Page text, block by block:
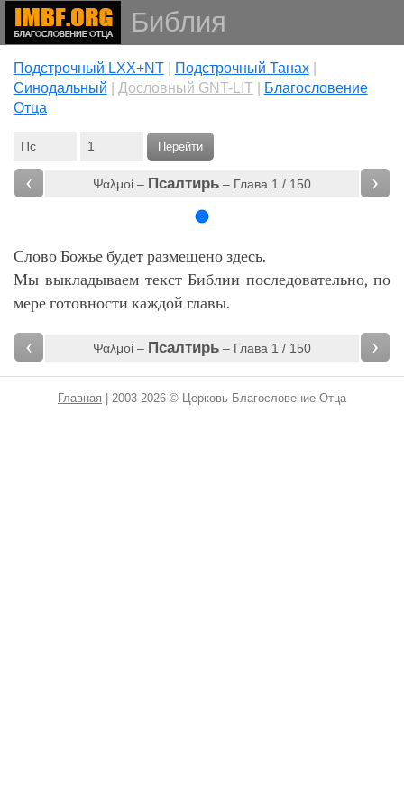
Библия
Подстрочный LXX+NT| Подстрочный Танах|
Cинодальный
Дословный GNT-LIT|
Благословение
Отца
Перейти
‹ Ψαλμοί – Псалтирь– Глава 1 / 150 ›
Слово Божье будет размещено здесь.
Мы выкладываем текст Библии последовательно, по
мере готовности каждой главы.
‹ Ψαλμοί – Псалтирь– Глава 1 / 150 ›
Главная | 2003-2026 © Церковь Благословение Отца